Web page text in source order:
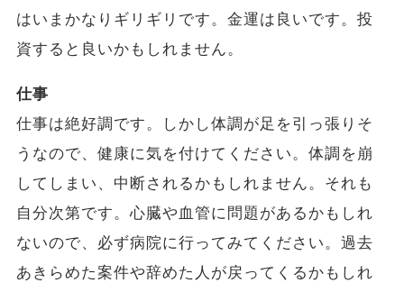
はいまかなりギリギリです。金運は良いです。投
資すると良いかもしれません。
仕事
仕事は絶好調です。しかし体調が足を引っ張りそ
うなので、健康に気を付けてください。体調を崩
してしまい、中断されるかもしれません。それも
自分次第です。心臓や血管に問題があるかもしれ
ないので、必ず病院に行ってみてください。過去
あきらめた案件や辞めた人が戻ってくるかもしれ